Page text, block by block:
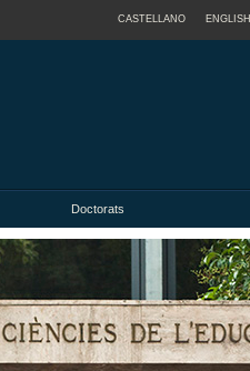
CASTELLANO ENGLISH
Doctorats